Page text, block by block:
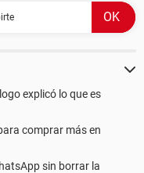
explicó lo que es
comprar más en
sin borrar la